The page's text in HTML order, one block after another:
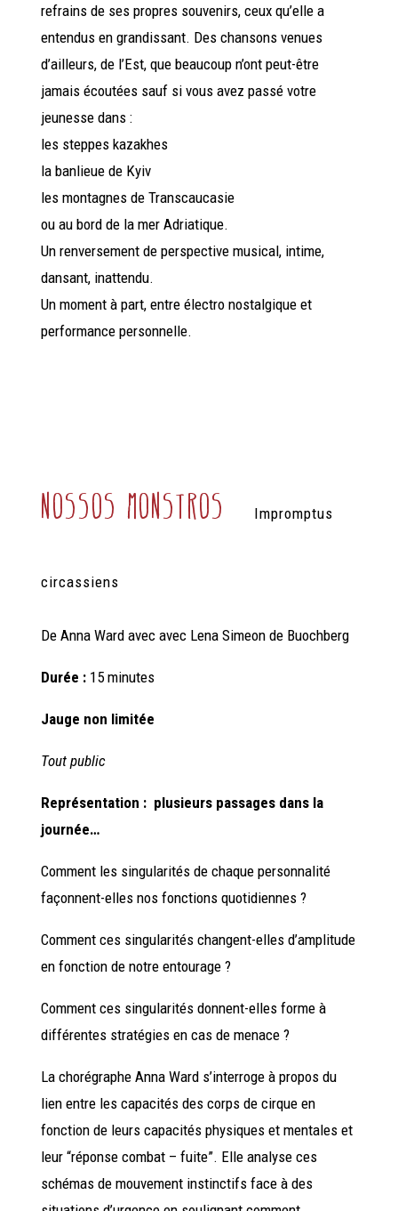
refrains de ses propres souvenirs, ceux qu’elle a
entendus en grandissant. Des chansons venues
d’ailleurs, de l’Est, que beaucoup n’ont peut-être
jamais écoutées sauf si vous avez passé votre
jeunesse dans :
les steppes kazakhes
la banlieue de Kyiv
les montagnes de Transcaucasie
ou au bord de la mer Adriatique.
Un renversement de perspective musical, intime,
dansant, inattendu.
Un moment à part, entre électro nostalgique et
performance personnelle.
nossos monstros Impromptus
circassiens
De Anna Ward avec avec Lena Simeon de Buochberg
Durée :15 minutes
Jauge non limitée
Tout public
Représentation : plusieurs passages dans la
journée…
Comment les singularités de chaque personnalité
façonnent-elles nos fonctions quotidiennes ?
Comment ces singularités changent-elles d’amplitude
en fonction de notre entourage ?
Comment ces singularités donnent-elles forme à
différentes stratégies en cas de menace ?
La chorégraphe Anna Ward s’interroge à propos du
lien entre les capacités des corps de cirque en
fonction de leurs capacités physiques et mentales et
leur “réponse combat – fuite”. Elle analyse ces
schémas de mouvement instinctifs face à des